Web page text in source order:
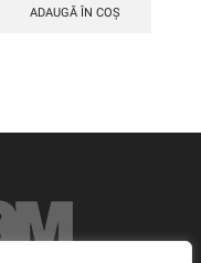
ADAUGĂ ÎN COȘ